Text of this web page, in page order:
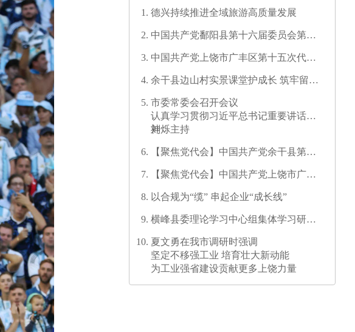
德兴持续推进全域旅游高质量发展
中国共产党鄱阳县第十六届委员会第一
中国共产党上饶市广丰区第十五次代表
余干县边山村实景课堂护成长 筑牢留守
市委常委会召开会议
认真学习贯彻习近平总书记重要讲话精
神
刘烁主持
【聚焦党代会】中国共产党余干县第十
【聚焦党代会】中国共产党上饶市广信
以合规为“缆” 串起企业“成长线”
横峰县委理论学习中心组集体学习研讨
夏文勇在我市调研时强调
坚定不移强工业 培育壮大新动能
为工业强省建设贡献更多上饶力量